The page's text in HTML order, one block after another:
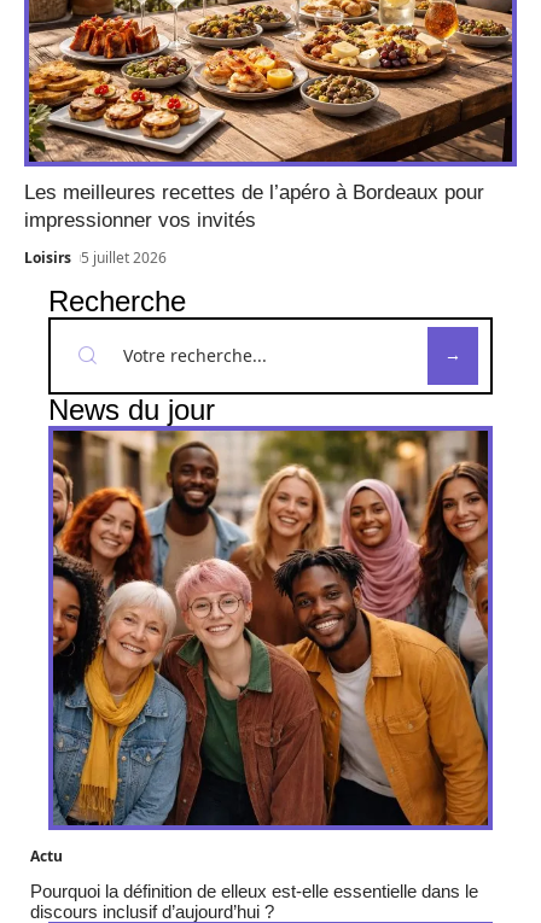
Les meilleures recettes de l’apéro à Bordeaux pour
impressionner vos invités
Loisirs 5 juillet 2026
Recherche
News du jour
Actu
Pourquoi la définition de elleux est-elle essentielle dans le
discours inclusif d’aujourd’hui ?